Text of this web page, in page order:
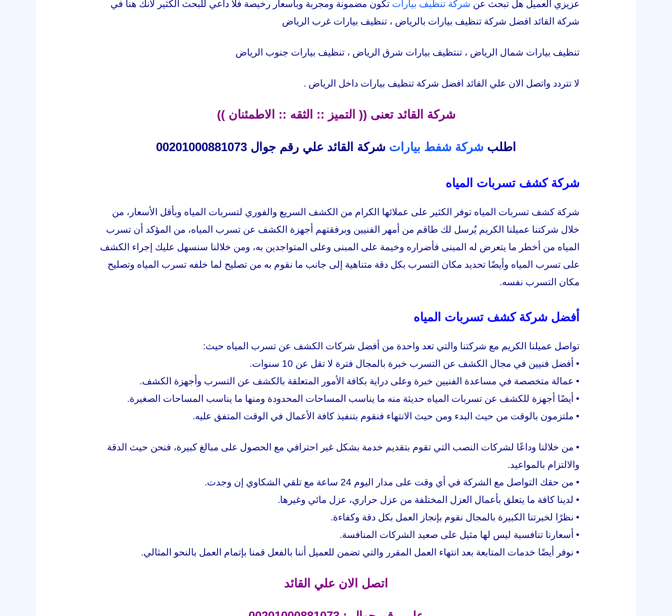
عزيزي العميل هل تبحث عن شركة تنظيف بيارات تكون مضمونة ومجربة وبأسعار رخيصة فلا داعي للبحث الكثير لأنك هنا في
شركة القائد افضل شركة تنظيف بيارات بالرياض ، تنظيف بيارات غرب الرياض
تنظيف بيارات شمال الرياض ، تنتظيف بيارات شرق الرياض ، تنظيف بيارات جنوب الرياض
لا تتردد واتصل الان علي القائد افضل شركة تنظيف بيارات داخل الرياض .
شركة القائد تعنى (( التميز :: الثقه :: الاطمئنان ))
اطلب شركة شفط بيارات شركة القائد علي رقم جوال 00201000881073
شركة كشف تسربات المياه
شركة كشف تسربات المياه توفر الكثير على عملائها الكرام من الكشف السريع والفوري لتسربات المياه وبأقل الأسعار، من
خلال شركتنا عميلنا الكريم يُرسل لك طاقم من أمهر الفنيين وبرفقتهم أجهزة الكشف عن تسرب المياه، من المؤكد أن تسرب
المياه من أخطر ما يتعرض له المبنى فأضراره وخيمة على المبنى وعلى المتواجدين به، ومن خلالنا سنسهل عليك إجراء الكشف
على تسرب المياه وأيضًا تحديد مكان التسرب بكل دقة متناهية إلى جانب ما نقوم به من تصليح لما خلفه تسرب المياه وتصليح
مكان التسرب نفسه.
أفضل شركة كشف تسربات المياه
تواصل عميلنا الكريم مع شركتنا والتي تعد واحدة من أفضل شركات الكشف عن تسرب المياه حيث:
• أفضل فنيين في مجال الكشف عن التسرب خبرة بالمجال فترة لا تقل عن 10 سنوات.
• عمالة متخصصة في مساعدة الفنيين خبرة وعلى دراية بكافة الأمور المتعلقة بالكشف عن التسرب وأجهزة الكشف.
• أيضًا أجهزة للكشف عن تسربات المياه حديثة منه ما يناسب المساحات المحدودة ومنها ما يناسب المساحات الصغيرة.
• ملتزمون بالوقت من حيث البدء ومن حيث الانتهاء فنقوم بتنفيذ كافة الأعمال في الوقت المتفق عليه.
• من خلالنا وداعًا لشركات النصب التي تقوم بتقديم خدمة بشكل غير احترافي مع الحصول على مبالغ كبيرة، فنحن حيث الدقة
والالتزام بالمواعيد.
• من حقك التواصل مع الشركة في أي وقت على مدار اليوم 24 ساعة مع تلقي الشكاوي إن وجدت.
• لدينا كافة ما يتعلق بأعمال العزل المختلفة من عزل حراري، عزل مائي وغيرها.
• نظرًا لخبرتنا الكبيرة بالمجال نقوم بإنجاز العمل بكل دقة وكفاءة.
• أسعارنا تنافسية ليس لها مثيل على صعيد الشركات المنافسة.
• نوفر أيضًا خدمات المتابعة بعد انتهاء العمل المقرر والتي تضمن للعميل أننا بالفعل قمنا بإتمام العمل بالنحو المثالي.
اتصل الان علي القائد